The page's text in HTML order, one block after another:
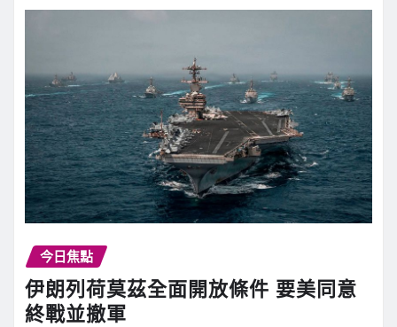
今日焦點
伊朗列荷莫茲全面開放條件 要美同意
終戰並撤軍